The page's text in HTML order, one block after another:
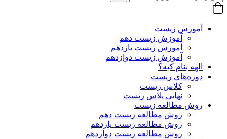
آموزش زیست
آموزش زیست دهم
آموزش زیست یازدهم
آموزش زیست دوازدهم
الهه بنام کیه؟
دوره‌های زیست
کلاس زیست
نهایی پلاس زیست
روش مطالعه زیست
روش مطالعه زیست دهم
روش مطالعه زیست یازدهم
روش مطالعه زیست دوازدهم